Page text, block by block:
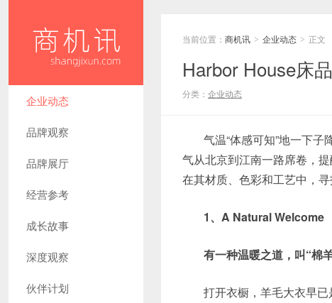
企业动态
品牌观察
品牌展厅
经营参考
成长故事
深度观察
伙伴计划
当前位置： 商机讯 > 企业动态 > 正文
Harbor House床
分类： 企业动态
气温“体感可知”地一下子
气从北京到江南一路席卷，
在其材质、色彩和工艺中，
1、A Natural Welcome
有一种温暖之道，叫“棉
打开衣橱，羊毛大衣早